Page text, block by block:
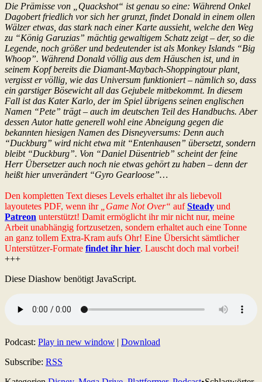
Die Prämisse von „Quackshot“ ist genau so eine: Während Onkel
Dagobert friedlich vor sich her grunzt, findet Donald in einem ollen
Wälzer etwas, das stark nach einer Karte aussieht, welche den Weg
zu “König Garuzias” mächtig gewaltigem Schatz zeigt – der, so die
Legende, noch größer und bedeutender ist als Monkey Islands “Big
Whoop”. Während Donald völlig aus dem Häuschen ist, und in
seinem Kopf bereits die Diamant-Maybach-Shoppingtour plant,
vergisst er völlig, wie das Universum funktioniert – nämlich so, dass
ein garstiger Bösewicht all das Gejubele mitbekommt. In diesem
Fall ist das Kater Karlo, der im Spiel übrigens seinen englischen
Namen “Pete” trägt – auch im deutschen Teil des Handbuchs. Aber
dessen Autor hatte generell wohl eine Abneigung gegen die
bekannten hiesigen Namen des Disneyversums: Denn auch
“Duckburg” wird nicht etwa mit “Entenhausen” übersetzt, sondern
bleibt “Duckburg”. Von “Daniel Düsentrieb” scheint der feine
Herr Übersetzer auch noch nie etwas gehört zu haben – denn der
heißt hier unverändert “Gyro Gearloose”…
Den kompletten Text dieses Levels erhaltet ihr als liebevoll
layoutetes PDF, wenn ihr
„Game Not Over“ aufSteady und
Patreon unterstützt! Damit ermöglicht ihr mir nicht nur, meine
Arbeit unabhängig fortzusetzen, sondern erhaltet auch eine Tonne
an ganz tollem Extra-Kram aufs Ohr! Eine Übersicht sämtlicher
Unterstützer-Formate findet ihr hier. Lauscht doch mal vorbei!
+++
Diese Diashow benötigt JavaScript.
Podcast: Play in new window | Download
Subscribe: RSS